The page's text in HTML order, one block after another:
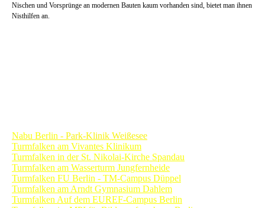
Nischen und Vorsprünge an modernen Bauten kaum vorhanden sind, bietet man ihnen
Nisthilfen an.
Nabu Berlin - Park-Klinik Weißesee
Turmfalken am Vivantes Klinikum
Turmfalken in der St. Nikolai-Kirche Spandau
Turmfalken am Wasserturm Jungfernheide
Turmfalken FU Berlin - TM-Campus Düppel
Turmfalken am Arndt Gymnasium Dahlem
Turmfalken Auf dem EUREF-Campus Berlin